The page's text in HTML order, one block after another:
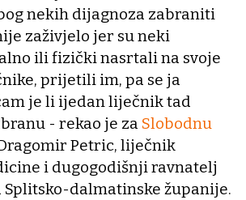
nekih dijagnoza zabraniti
zaživjelo jer su neki
ili fizički nasrtali na svoje
prijetili im, pa se ja
je li ijedan liječnik tad
- rekao je za Slobodnu
Petric, liječnik
i dugogodišnji ravnatelj
Splitsko-dalmatinske županije.